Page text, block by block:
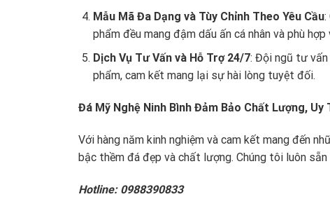
Mẫu Mã Đa Dạng và Tùy Chỉnh Theo Yêu Cầu:
phẩm đều mang đậm dấu ấn cá nhân và phù hợp
Dịch Vụ Tư Vấn và Hỗ Trợ 24/7: Đội ngũ tư vấn
phẩm, cam kết mang lại sự hài lòng tuyệt đối.
Đá Mỹ Nghệ Ninh Bình Đảm Bảo Chất Lượng, Uy
Với hàng năm kinh nghiệm và cam kết mang đến
bậc thềm đá đẹp và chất lượng. Chúng tôi luôn
Hotline: 0988390833